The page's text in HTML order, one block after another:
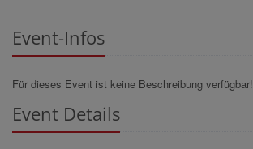
Event-Infos
Für dieses Event ist keine Beschreibung verfügbar!
Event Details